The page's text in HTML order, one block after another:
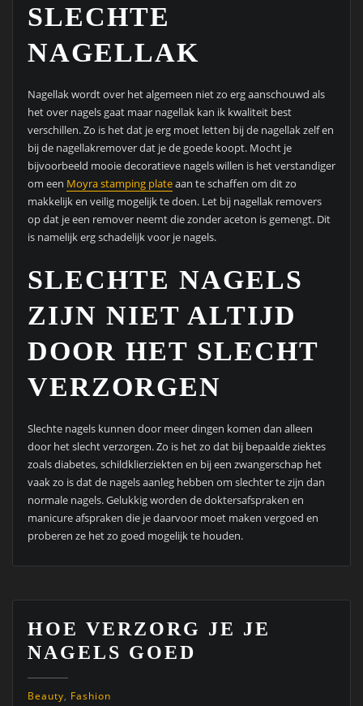
SLECHTE
NAGELLAK
Nagellak wordt over het algemeen niet zo erg aanschouwd als
het over nagels gaat maar nagellak kan ik kwaliteit best
verschillen. Zo is het dat je erg moet letten bij de nagellak zelf en
bij de nagellakremover dat je de goede koopt. Mocht je
bijvoorbeeld mooie decoratieve nagels willen is het verstandiger
om een Moyra stamping plateaan te schaffen om dit zo
makkelijk en veilig mogelijk te doen. Let bij nagellak removers
op dat je een remover neemt die zonder aceton is gemengt. Dit
is namelijk erg schadelijk voor je nagels.
SLECHTE NAGELS
ZIJN NIET ALTIJD
DOOR HET SLECHT
VERZORGEN
Slechte nagels kunnen door meer dingen komen dan alleen
door het slecht verzorgen. Zo is het zo dat bij bepaalde ziektes
zoals diabetes, schildklierziekten en bij een zwangerschap het
vaak zo is dat de nagels aanleg hebben om slechter te zijn dan
normale nagels. Gelukkig worden de doktersafspraken en
manicure afspraken die je daarvoor moet maken vergoed en
proberen ze het zo goed mogelijk te houden.
HOE VERZORG JE JE
NAGELS GOED
Beauty, Fashion